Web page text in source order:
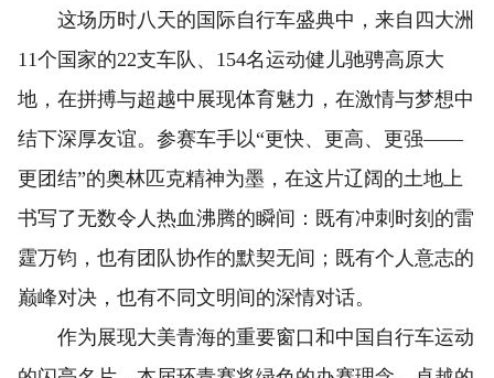
这场历时八天的国际自行车盛典中，来自四大洲
11个国家的22支车队、154名运动健儿驰骋高原大
地，在拼搏与超越中展现体育魅力，在激情与梦想中
结下深厚友谊。参赛车手以“更快、更高、更强——
更团结”的奥林匹克精神为墨，在这片辽阔的土地上
书写了无数令人热血沸腾的瞬间：既有冲刺时刻的雷
霆万钧，也有团队协作的默契无间；既有个人意志的
巅峰对决，也有不同文明间的深情对话。
作为展现大美青海的重要窗口和中国自行车运动